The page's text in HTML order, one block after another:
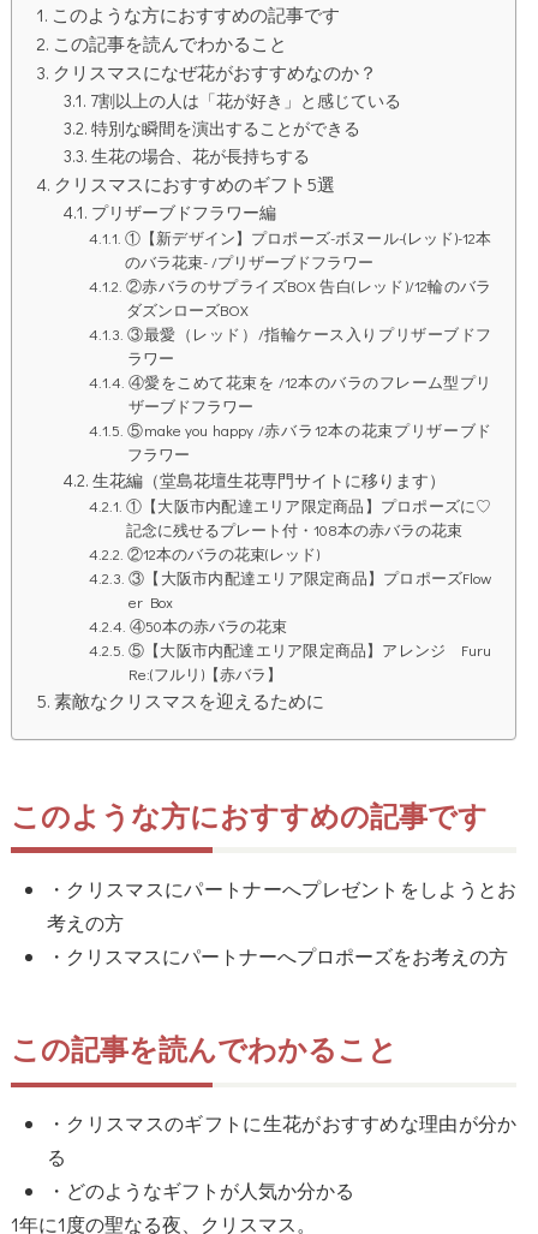
このような方におすすめの記事です
この記事を読んでわかること
クリスマスになぜ花がおすすめなのか？
7割以上の人は「花が好き」と感じている
特別な瞬間を演出することができる
生花の場合、花が長持ちする
クリスマスにおすすめのギフト5選
プリザーブドフラワー編
①【新デザイン】プロポーズ-ボヌール-(レッド)-12本
のバラ花束- /プリザーブドフラワー
②赤バラのサプライズBOX 告白(レッド)/12輪のバラ
ダズンローズBOX
③最愛（レッド）/指輪ケース入りプリザーブドフ
ラワー
④愛をこめて花束を /12本のバラのフレーム型プリ
ザーブドフラワー
⑤make you happy /赤バラ12本の花束プリザーブド
フラワー
生花編（堂島花壇生花専門サイトに移ります）
①【大阪市内配達エリア限定商品】プロポーズに♡
記念に残せるプレート付・108本の赤バラの花束
②12本のバラの花束(レッド)
③【大阪市内配達エリア限定商品】プロポーズFlow
er Box
④50本の赤バラの花束
⑤【大阪市内配達エリア限定商品】アレンジ Furu
Re:(フルリ)【赤バラ】
素敵なクリスマスを迎えるために
このような方におすすめの記事です
・クリスマスにパートナーへプレゼントをしようとお
考えの方
・クリスマスにパートナーへプロポーズをお考えの方
この記事を読んでわかること
・クリスマスのギフトに生花がおすすめな理由が分か
る
・どのようなギフトが人気か分かる
1年に1度の聖なる夜、クリスマス。